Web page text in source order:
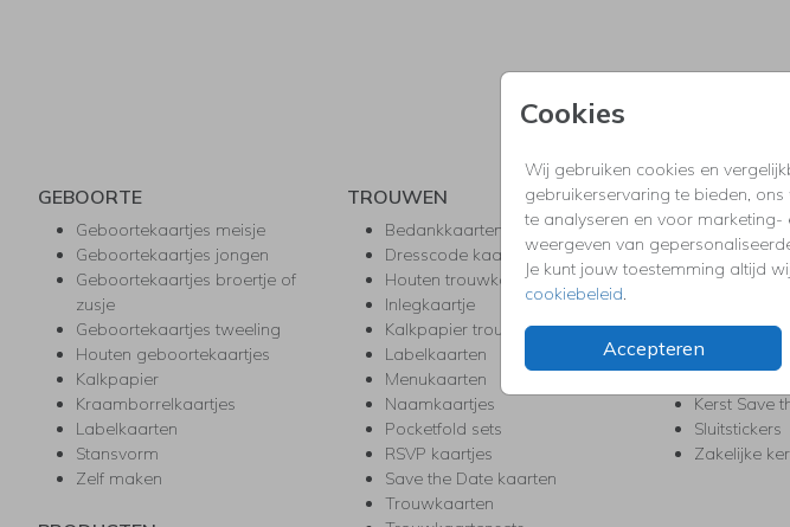
Cookies
Wij gebruiken cookies en
gebruikerservaring te bieden,
te analyseren en voor
weergeven van
Je kunt jouw toestemming altijd
cookiebeleid.
Accepteren
GEBOORTE
Geboortekaartjes meisje
Geboortekaartjes jongen
Geboortekaartjes broertje of
zusje
Geboortekaartjes tweeling
Houten geboortekaartjes
Kalkpapier
Kraamborrelkaartjes
Labelkaarten
Stansvorm
Zelf maken
TROUWEN
Bedankkaarten
Dresscode kaartjes
Houten trouwkaarten
Inlegkaartje
Kalkpapier trouwkaarten
Labelkaarten
Menukaarten
Naamkaartjes
Pocketfold sets
RSVP kaartjes
Save the Date kaarten
Trouwkaarten
KERST
Kerstkaarten
Kerstborrel
Kerstdiner
Kerst
Kerst-
Kerst Save
Sluitstickers
Zakelijke